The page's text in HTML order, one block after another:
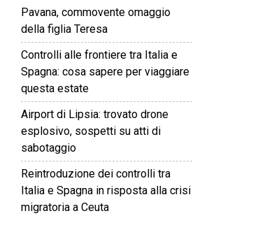
Pavana, commovente omaggio
della figlia Teresa
Controlli alle frontiere tra Italia e
Spagna: cosa sapere per viaggiare
questa estate
Airport di Lipsia: trovato drone
esplosivo, sospetti su atti di
sabotaggio
Reintroduzione dei controlli tra
Italia e Spagna in risposta alla crisi
migratoria a Ceuta